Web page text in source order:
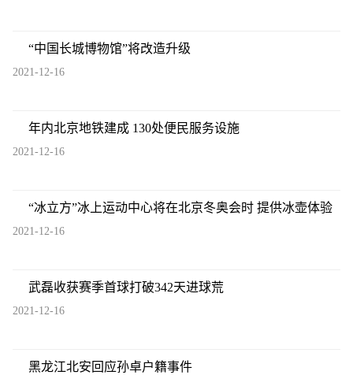
“中国长城博物馆”将改造升级
2021-12-16
年内北京地铁建成 130处便民服务设施
2021-12-16
“冰立方”冰上运动中心将在北京冬奥会时 提供冰壶体验
2021-12-16
武磊收获赛季首球打破342天进球荒
2021-12-16
黑龙江北安回应孙卓户籍事件